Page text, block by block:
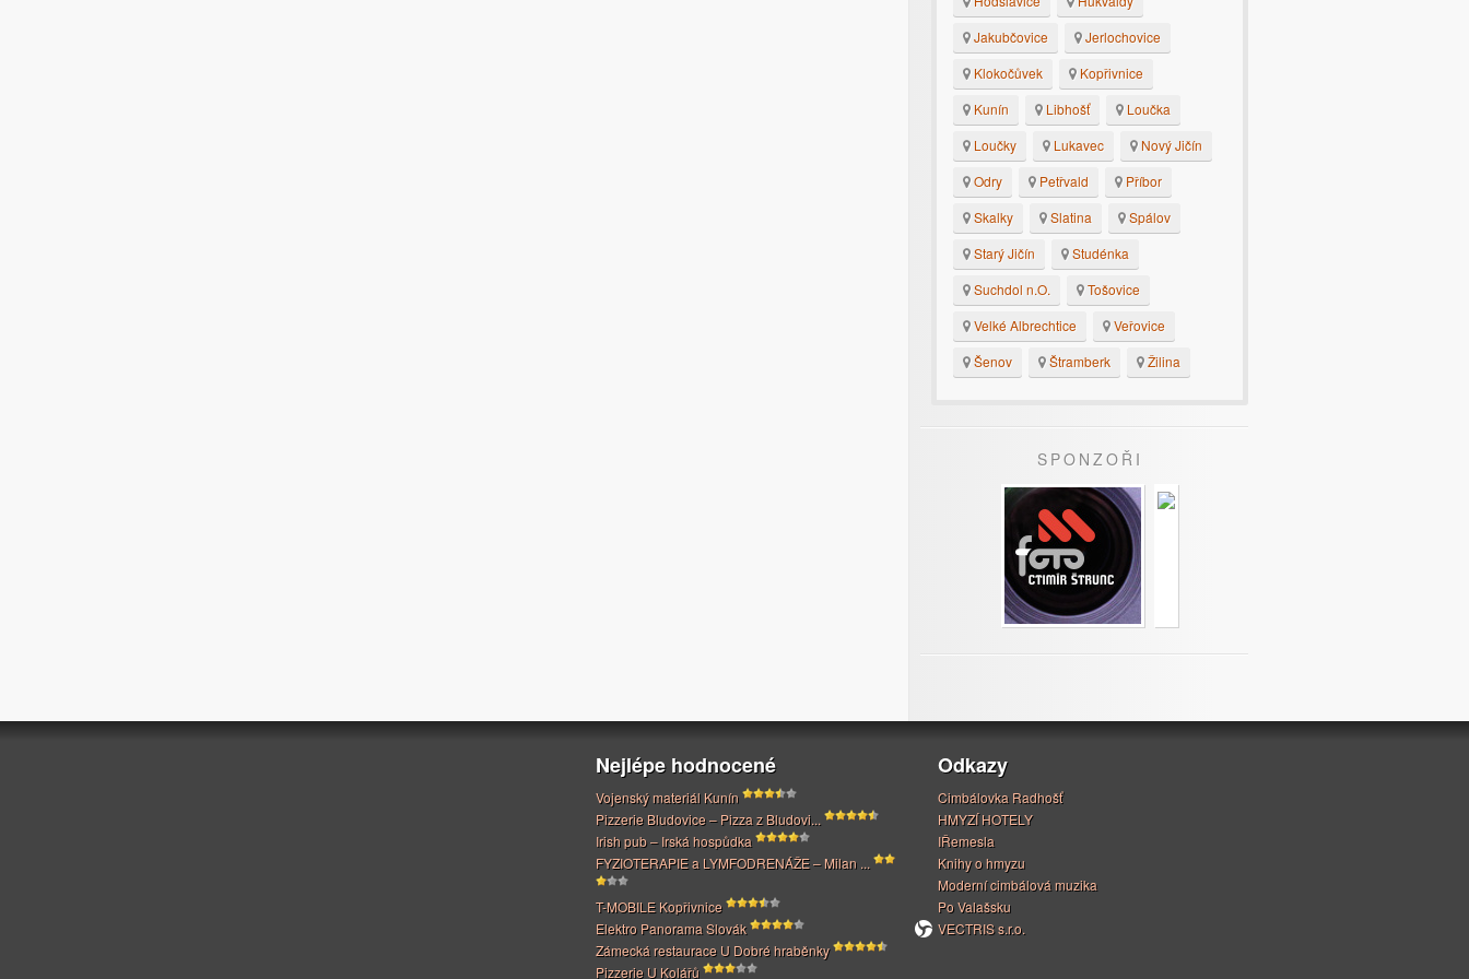
Jakubčovice
Jerlochovice
Klokočůvek
Kopřivnice
Kunín
Libhošť
Loučka
Loučky
Lukavec
Nový Jičín
Odry
Petřvald
Příbor
Skalky
Slatina
Spálov
Starý Jičín
Studénka
Suchdol n.O.
Tošovice
Velké Albrechtice
Veřovice
Šenov
Štramberk Žilina
SPONZOŘI
Nejlépe hodnocené
Vojenský materiál Kunín
Pizzerie Bludovice – Pizza z Bludovi...
Irish pub – Irská hospůdka
FYZIOTERAPIE a LYMFODRENÁŽE – Milan ...
T-MOBILE Kopřivnice
Elektro Panorama Slovák
Zámecká restaurace U Dobré hraběnky
Pizzerie U Kolářů
Odkazy
Cimbálovka Radhošť
HMYZÍ HOTELY
IŘemesla
Knihy o hmyzu
Moderní cimbálová muzika
Po Valašsku
VECTRIS s.r.o.